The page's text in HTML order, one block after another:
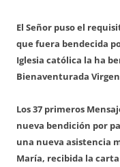
El Señor puso el
que fuera bendecida
Iglesia católica la ha
Bienaventurada
Los 37 primeros
nueva bendición por
una nueva asistencia
María, recibida la